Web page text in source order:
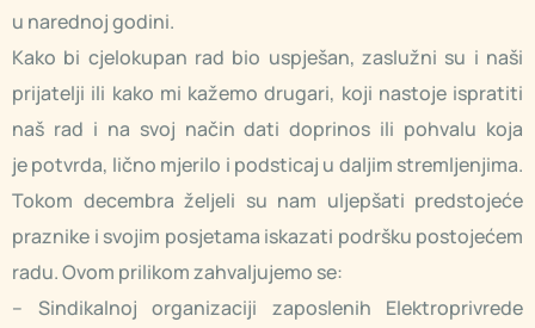
u narednoj godini.
Kako bi cjelokupan rad bio uspješan, zaslužni su i naši
prijatelji ili kako mi kažemo drugari, koji nastoje ispratiti
naš rad i na svoj način dati doprinos ili pohvalu koja
je potvrda, lično mjerilo i podsticaj u daljim stremljenjima.
Tokom decembra željeli su nam uljepšati predstojeće
praznike i svojim posjetama iskazati podršku postojećem
radu. Ovom prilikom zahvaljujemo se:
– Sindikalnoj organizaciji zaposlenih Elektroprivrede